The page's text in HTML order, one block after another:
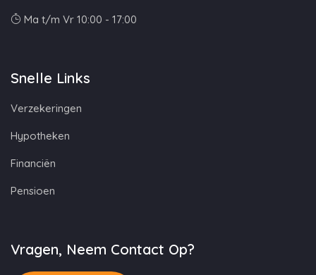
Ma t/m Vr 10:00 - 17:00
Snelle Links
Verzekeringen
Hypotheken
Financiën
Pensioen
Vragen, Neem Contact Op?